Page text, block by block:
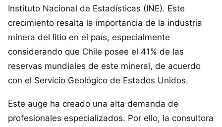
Instituto Nacional de Estadísticas (INE). Este
crecimiento resalta la importancia de la industria
minera del litio en el país, especialmente
considerando que Chile posee el 41% de las
reservas mundiales de este mineral, de acuerdo
con el Servicio Geológico de Estados Unidos.
Este auge ha creado una alta demanda de
profesionales especializados. Por ello, la consultora